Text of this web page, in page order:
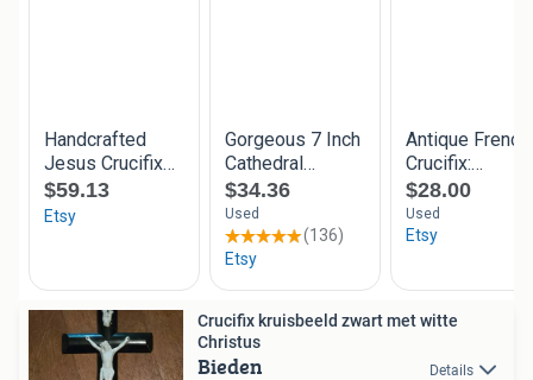
Crucifix kruisbeeld zwart met witte
Christus
Bieden Details